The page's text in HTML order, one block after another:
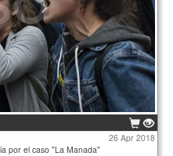
26 Apr 2018
por el caso "La Manada"